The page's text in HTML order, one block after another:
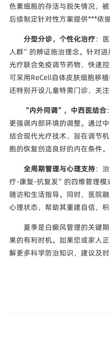
色素细胞的存活与脱失情况，
后续制定针对性方案提供***依据
分型分诊，个性化治疗：
人群”的辨证施治理念。针对
光疗联合免疫调节药物，快速
可采用ReCell自体皮肤细胞移
还特别开设儿童特需门诊，关
“内外同调”，中西医结合
更强调内部环境的调整。通过
结合现代光疗技术，旨在调节
胞的恢复创造良好的内在条件。
全周期管理与心理支持：
疗-康复-抗复发”的四维管理模
随访和生活指导。同时，医院
心理状态，帮助其重建自信，积
夏季是白癜风管理的关键
果的有利时机。如果您或家人
解更多科学防治知识，建议及时